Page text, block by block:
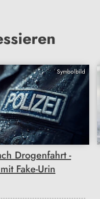
Symbolbild
Drogenfahrt -
Fake-Urin